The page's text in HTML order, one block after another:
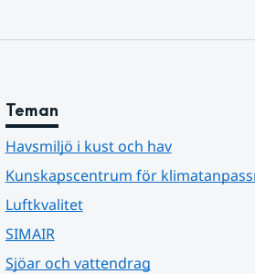
Teman
Havsmiljö i kust och hav
Kunskapscentrum för
Luftkvalitet
SIMAIR
Sjöar och vattendrag